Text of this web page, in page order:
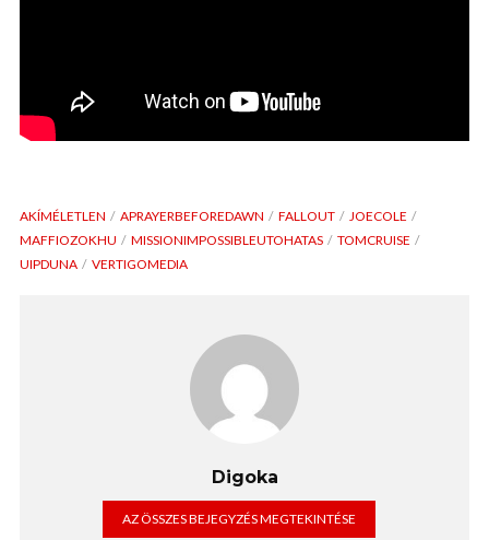
AKÍMÉLETLEN APRAYERBEFOREDAWN FALLOUT
JOECOLE
MAFFIOZOKHU
MISSIONIMPOSSIBLEUTOHATAS
TOMCRUISE
UIPDUNA
VERTIGOMEDIA
Digoka
AZ ÖSSZES BEJEGYZÉS MEGTEKINTÉSE